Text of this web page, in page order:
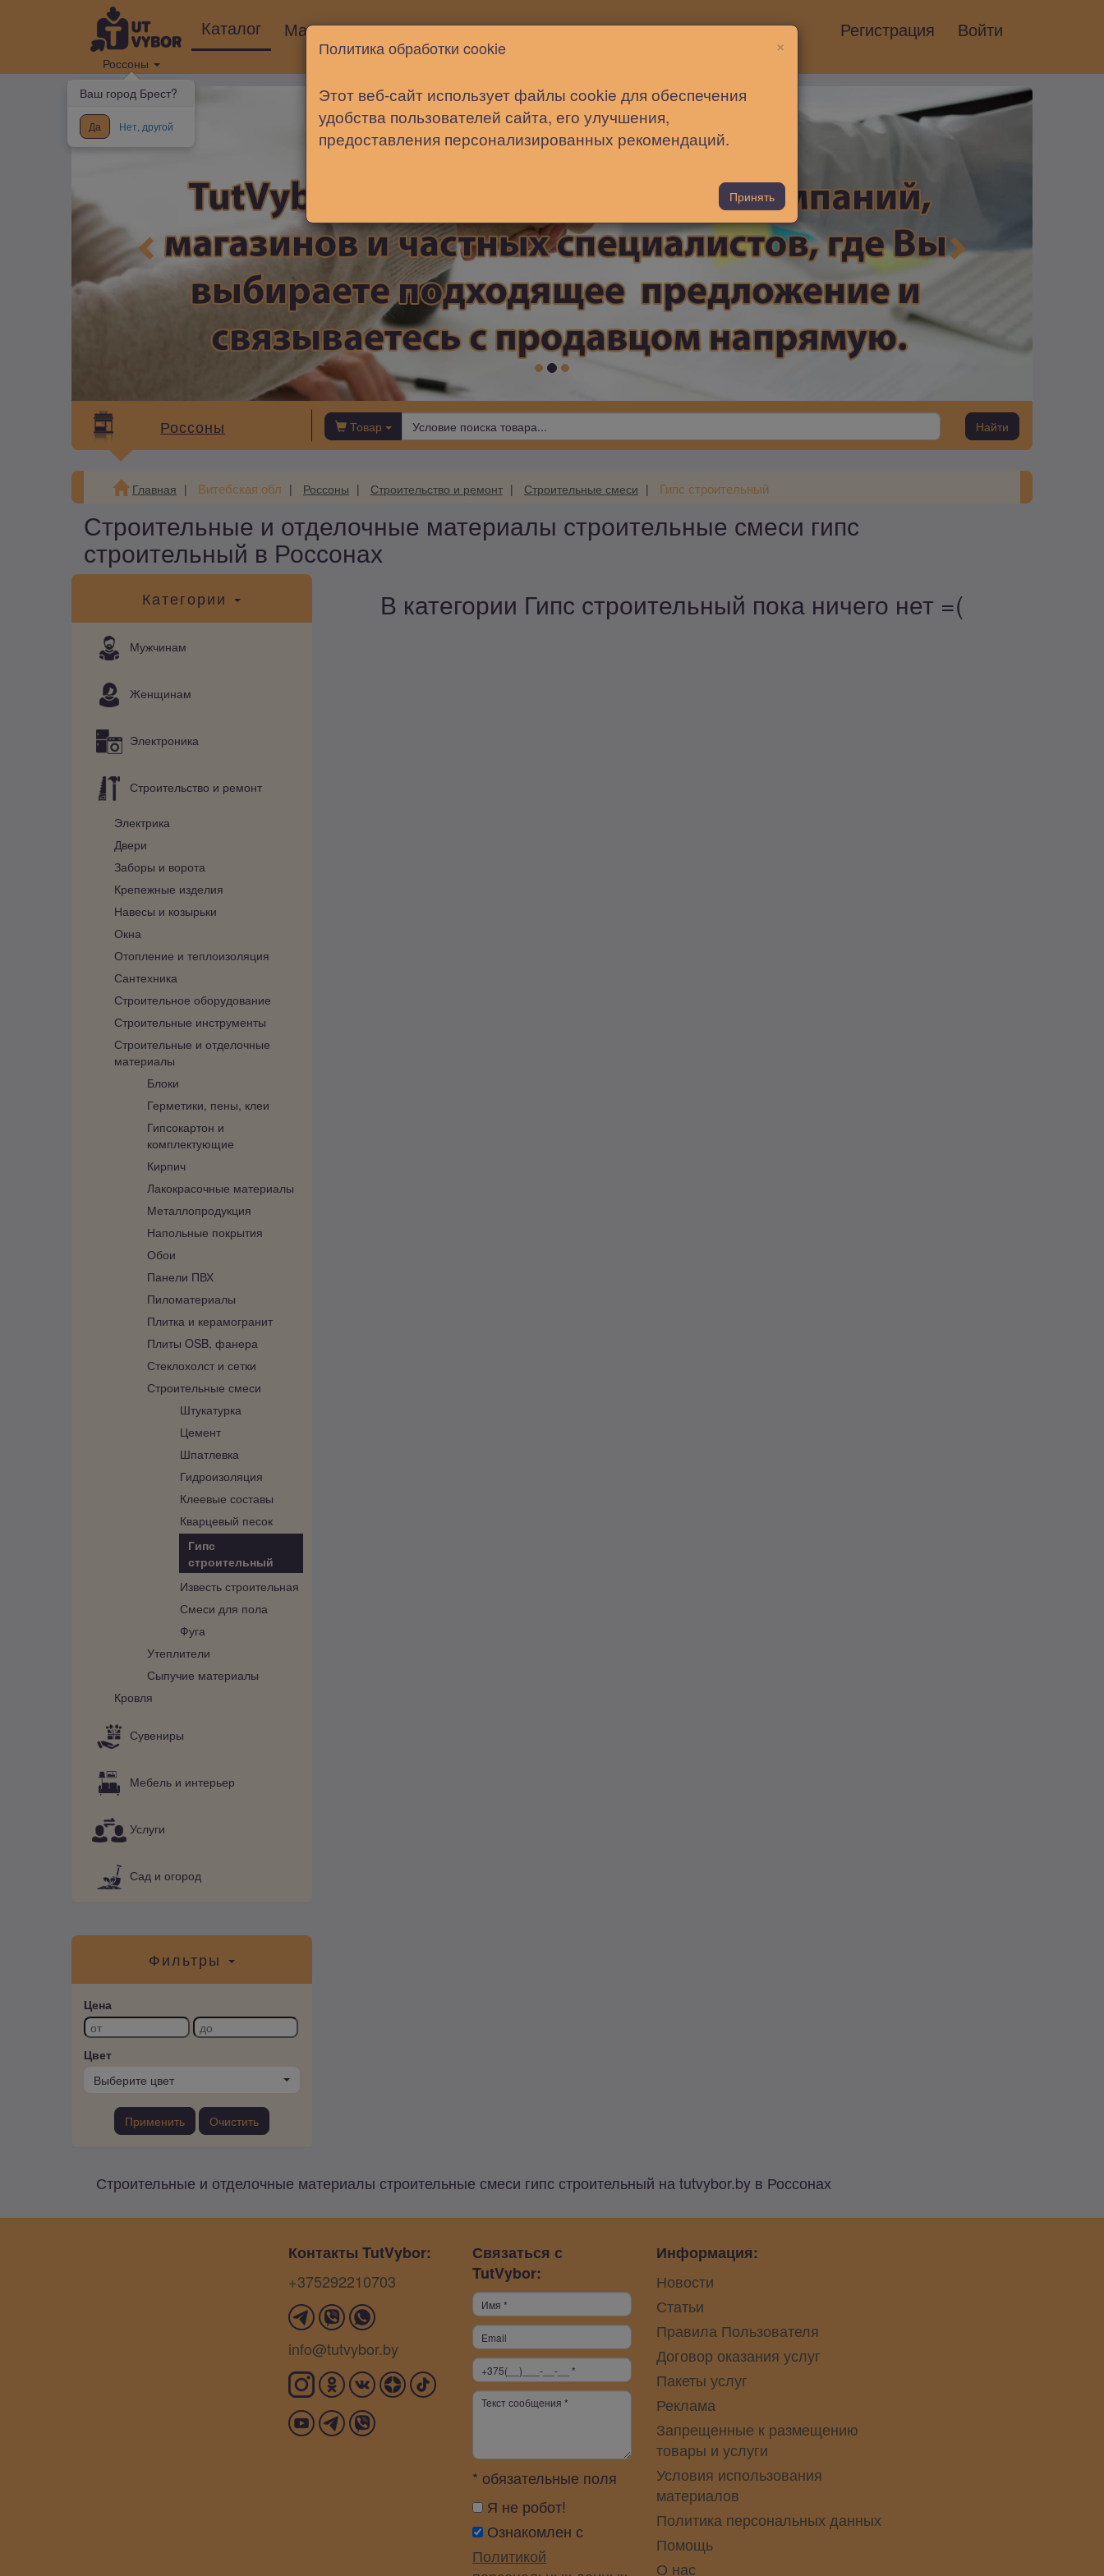
Россоны
Ваш город Брест?
Да Нет, другой
Каталог Магазины Новости Статьи Помощь Регистрация Войти
Россоны Товар Найти
Главная Витебская обл Россоны Строительство и ремонт Строительные смеси Гипс строительный
Строительные и отделочные материалы строительные смеси гипс
строительный в Россонах
Категории
Мужчинам
Женщинам
Электроника
Строительство и ремонт
Электрика
Двери
Заборы и ворота
Крепежные изделия
Навесы и козырьки
Окна
Отопление и теплоизоляция
Сантехника
Строительное оборудование
Строительные инструменты
Строительные и отделочные
материалы
Блоки
Герметики, пены, клеи
Гипсокартон и
комплектующие
Кирпич
Лакокрасочные материалы
Металлопродукция
Напольные покрытия
Обои
Панели ПВХ
Пиломатериалы
Плитка и керамогранит
Плиты OSB, фанера
Стеклохолст и сетки
Строительные смеси
Штукатурка
Цемент
Шпатлевка
Гидроизоляция
Клеевые составы
Кварцевый песок
Гипс
строительный
Известь строительная
Смеси для пола
Фуга
Утеплители
Сыпучие материалы
Кровля
Сувениры
Мебель и интерьер
Услуги
Сад и огород
Фильтры
Цена
Цвет
Выберите цвет
Применить Очистить
В категории Гипс строительный пока ничего нет =(
Строительные и отделочные материалы строительные смеси гипс строительный на tutvybor.by в Россонах
Контакты TutVybor:
+375292210703
info@tutvybor.by
Связаться с
TutVybor:
* обязательные поля
Я не робот!
Ознакомлен с
Политикой
Информация:
Новости
Статьи
Правила Пользователя
Договор оказания услуг
Пакеты услуг
Реклама
Запрещенные к размещению
товары и услуги
Условия использования
материалов
Политика персональных данных
Помощь
О нас
×
Политика обработки cookie
Этот веб-сайт использует файлы cookie для обеспечения
удобства пользователей сайта, его улучшения,
предоставления персонализированных рекомендаций.
Принять